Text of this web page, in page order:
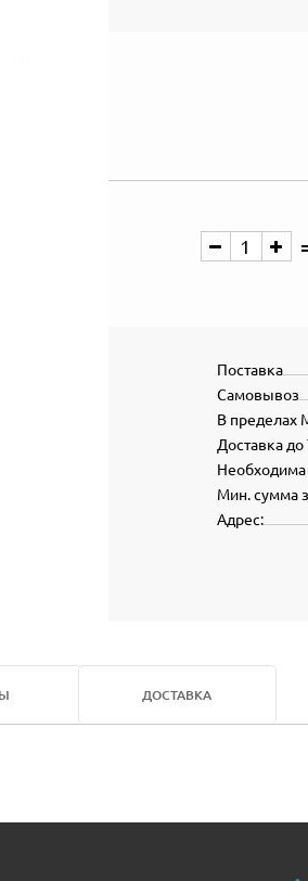
Поставка
Самовывоз
В пределах
Доставка до
Необходима
Мин. сумма
Адрес:
ДОСТАВКА